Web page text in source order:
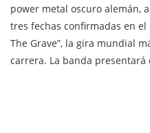
power metal oscuro alemán,
tres fechas confirmadas en el
The Grave”, la gira mundial
carrera. La banda